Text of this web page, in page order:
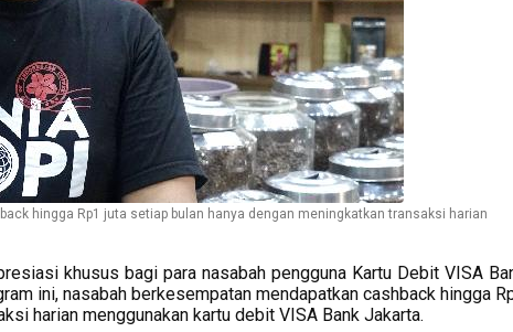
hingga Rp1 juta setiap bulan hanya dengan meningkatkan transaksi harian
khusus bagi para nasabah pengguna Kartu Debit VISA
ini, nasabah berkesempatan mendapatkan cashback hingga
harian menggunakan kartu debit VISA Bank Jakarta.